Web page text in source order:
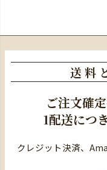
送料
ご注文確
1配送につき
クレジット決済、